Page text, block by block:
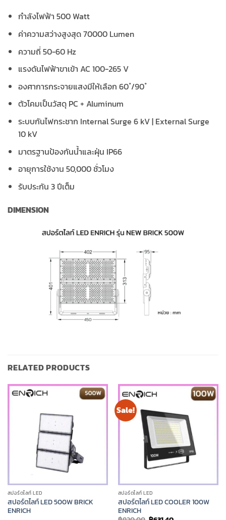
กำลังไฟฟ้า 500 Watt
ค่าความสว่างสูงสุด 70000 Lumen
ความถี่ 50-60 Hz
แรงดันไฟฟ้าขาเข้า AC 100-265 V
องศาการกระจายแสงมีให้เลือก 60 ํ/90 ํ
ตัวโคมเป็นวัสดุ PC + Aluminum
ระบบกันไฟกระชาก Internal Surge 6 kV | External Surge
10 kV
มาตรฐานป้องกันน้ำและฝุ่น IP66
อายุการใช้งาน 50,000 ชั่วโมง
รับประกัน 3 ปีเต็ม
DIMENSION
RELATED PRODUCTS
สปอร์ตไลท์ LED
สปอร์ตไลท์ LED 500W BRICK
ENRICH
Sale!
สปอร์ตไลท์ LED
สปอร์ตไลท์ LED COOLER 100W
ENRICH